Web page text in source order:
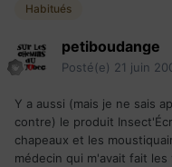
Habitués
petiboudange
Posté(e) 21 juin
Y a aussi (mais je ne sais
contre) le produit
chapeaux et les
médecin qui m'avait fait